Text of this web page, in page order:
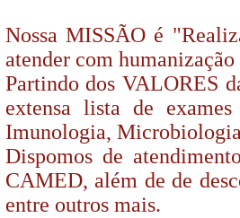
Nossa MISSÃO é
atender com
Partindo dos VALORES
extensa lista de
Imunologia,
Dispomos de
CAMED, além de de
entre outros mais.